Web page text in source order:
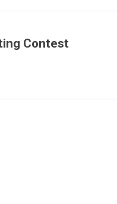
Contest